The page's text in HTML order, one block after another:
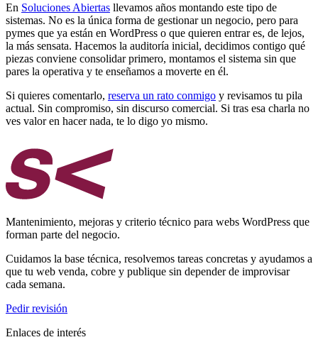
En Soluciones Abiertas llevamos años montando este tipo de
sistemas. No es la única forma de gestionar un negocio, pero para
pymes que ya están en WordPress o que quieren entrar es, de lejos,
la más sensata. Hacemos la auditoría inicial, decidimos contigo qué
piezas conviene consolidar primero, montamos el sistema sin que
pares la operativa y te enseñamos a moverte en él.
Si quieres comentarlo, reserva un rato conmigo y revisamos tu pila
actual. Sin compromiso, sin discurso comercial. Si tras esa charla no
ves valor en hacer nada, te lo digo yo mismo.
Mantenimiento, mejoras y criterio técnico para webs WordPress que
forman parte del negocio.
Cuidamos la base técnica, resolvemos tareas concretas y ayudamos a
que tu web venda, cobre y publique sin depender de improvisar
cada semana.
Pedir revisión
Enlaces de interés